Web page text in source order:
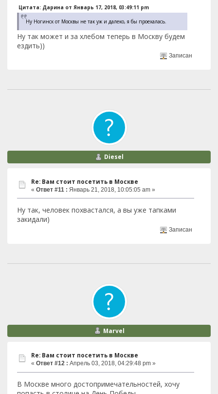
Цитата: Дарина от Январь 17, 2018, 03:49:11 pm
Ну Ногинск от Москвы не так уж и далеко, я бы проехалась.
Ну так может и за хлебом теперь в Москву будем
ездить))
Записан
Diesel
Re: Вам стоит посетить в Москве
« Ответ #11 : Январь 21, 2018, 10:05:05 am »
Ну так, человек похвастался, а вы уже тапками
закидали)
Записан
Marvel
Re: Вам стоит посетить в Москве
« Ответ #12 : Апрель 03, 2018, 04:29:48 pm »
В Москве много достопримечательностей, хочу